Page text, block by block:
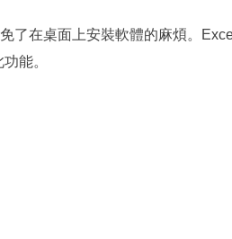
了在桌面上安裝軟體的麻煩。
能。